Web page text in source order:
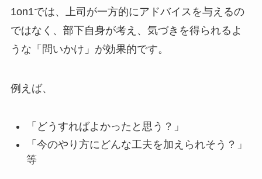
1on1では、上司が一方的にアドバイスを与えるの
ではなく、部下自身が考え、気づきを得られるよ
うな「問いかけ」が効果的です。
例えば、
「どうすればよかったと思う？」
「今のやり方にどんな工夫を加えられそう？」
等